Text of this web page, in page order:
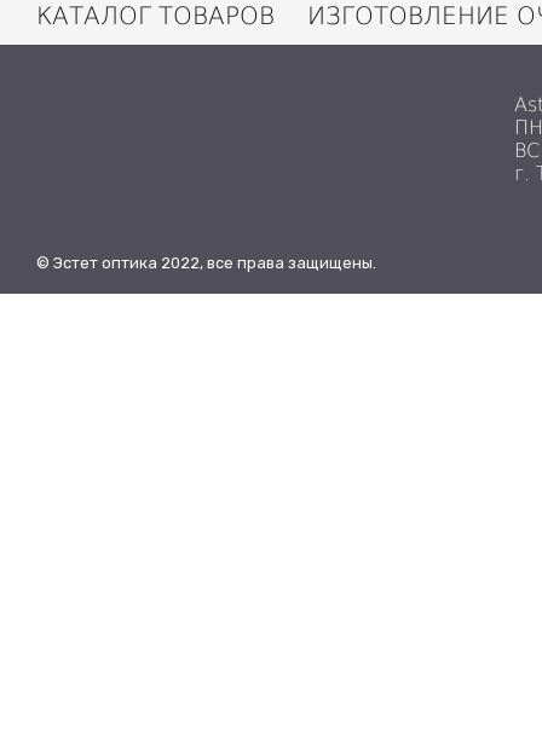
КАТАЛОГ ТОВАРОВ ИЗГОТОВЛЕНИЕ
г.
© Эстет оптика 2022, все права защищены.